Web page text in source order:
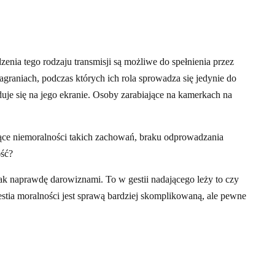
tego rodzaju transmisji są możliwe do spełnienia przez
podczas których ich rola sprowadza się jedynie do
się na jego ekranie. Osoby zarabiające na kamerkach na
niemoralności takich zachowań, braku odprowadzania
naprawdę darowiznami. To w gestii nadającego leży to czy
moralności jest sprawą bardziej skomplikowaną, ale pewne